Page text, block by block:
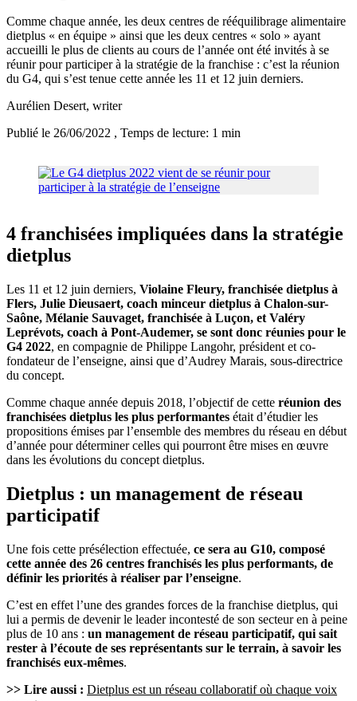
Comme chaque année, les deux centres de rééquilibrage alimentaire
dietplus « en équipe » ainsi que les deux centres « solo » ayant
accueilli le plus de clients au cours de l’année ont été invités à se
réunir pour participer à la stratégie de la franchise : c’est la réunion
du G4, qui s’est tenue cette année les 11 et 12 juin derniers.
Aurélien Desert, writer
Publié le 26/06/2022 , Temps de lecture: 1 min
4 franchisées impliquées dans la stratégie
dietplus
Les 11 et 12 juin derniers, Violaine Fleury, franchisée dietplus à
Flers, Julie Dieusaert, coach minceur dietplus à Chalon-sur-
Saône, Mélanie Sauvaget, franchisée à Luçon, et Valéry
Leprévots, coach à Pont-Audemer, se sont donc réunies pour le
G4 2022, en compagnie de Philippe Langohr, président et co-
fondateur de l’enseigne, ainsi que d’Audrey Marais, sous-directrice
du concept.
Comme chaque année depuis 2018, l’objectif de cette réunion des
franchisées dietplus les plus performantes était d’étudier les
propositions émises par l’ensemble des membres du réseau en début
d’année pour déterminer celles qui pourront être mises en œuvre
dans les évolutions du concept dietplus.
Dietplus : un management de réseau
participatif
Une fois cette présélection effectuée, ce sera au G10, composé
cette année des 26 centres franchisés les plus performants, de
définir les priorités à réaliser par l’enseigne.
C’est en effet l’une des grandes forces de la franchise dietplus, qui
lui a permis de devenir le leader incontesté de son secteur en à peine
plus de 10 ans : un management de réseau participatif, qui sait
rester à l’écoute de ses représentants sur le terrain, à savoir les
franchisés eux-mêmes.
>> Lire aussi : Dietplus est un réseau collaboratif où chaque voix